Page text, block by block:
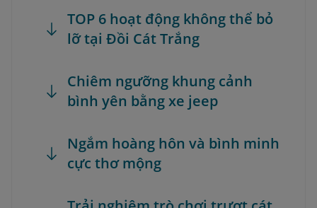
TOP 6 hoạt động không thể bỏ
lỡ tại Đồi Cát Trắng
Chiêm ngưỡng khung cảnh
bình yên bằng xe jeep
Ngắm hoàng hôn và bình minh
cực thơ mộng